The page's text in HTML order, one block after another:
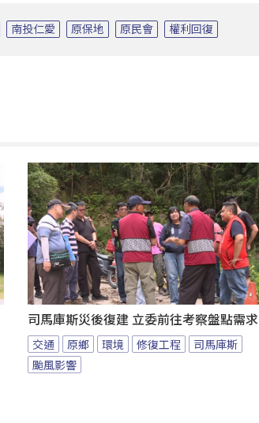
南投仁愛 原保地 原民會 權利回復
司馬庫斯災後復建 立委前往考察盤點需求
交通 原鄉 環境 修復工程
司馬庫斯
颱風影響